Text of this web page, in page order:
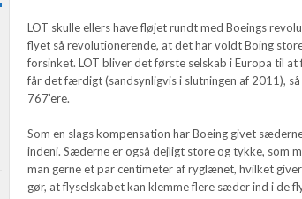
LOT skulle ellers have fløjet rundt med Boeings
flyet så revolutionerende, at det har voldt Boing
forsinket. LOT bliver det første selskab i Europa til
får det færdigt (sandsynligvis i slutningen af 2011),
767’ere.
Som en slags kompensation har Boeing givet
indeni. Sæderne er også dejligt store og tykke, som
man gerne et par centimeter af ryglænet, hvilket
gør, at flyselskabet kan klemme flere sæder ind i de